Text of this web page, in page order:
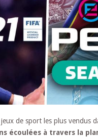
de sport les plus vendus
écoulées à travers la